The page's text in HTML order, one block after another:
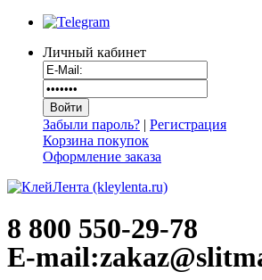
Личный кабинет
Забыли пароль? | Регистрация
Корзина покупок
Оформление заказа
8 800 550-29-78
E-